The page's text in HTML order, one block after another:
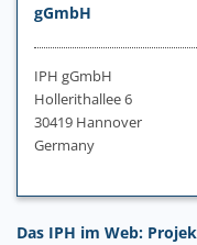
gGmbH
IPH gGmbH
Hollerithallee 6
30419 Hannover
Germany
Das IPH im Web: